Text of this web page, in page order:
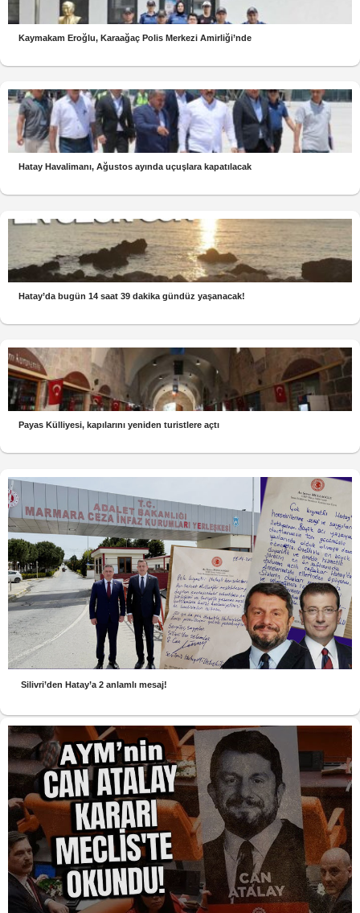
Kaymakam Eroğlu, Karaağaç Polis Merkezi Amirliği’nde
Hatay Havalimanı, Ağustos ayında uçuşlara kapatılacak
Hatay’da bugün 14 saat 39 dakika gündüz yaşanacak!
Payas Külliyesi, kapılarını yeniden turistlere açtı
Silivri’den Hatay’a 2 anlamlı mesaj!